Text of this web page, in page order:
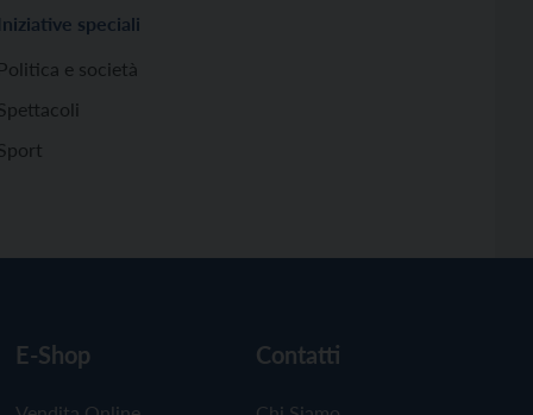
speciali
e società
E-Shop Contatti